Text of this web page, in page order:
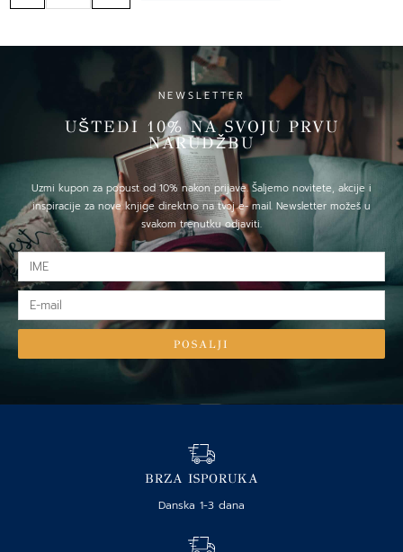
NEWSLETTER
UŠTEDI 10% NA SVOJU PRVU
NARUDŽBU
Uzmi kupon za popust od 10% nakon prijave. Šaljemo novitete, akcije i
inspiracije za nove knjige direktno na tvoj e- mail. Newsletter možeš u
svakom trenutku odjaviti.
IME
mail
POSALJI
BRZA ISPORUKA
Danska 1-3 dana